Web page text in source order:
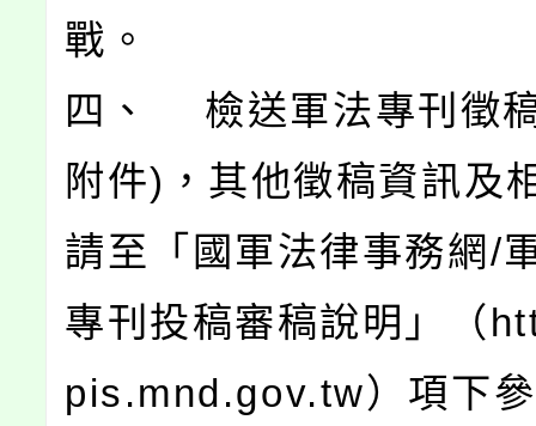
戰。
四、 檢送軍法專刊徵
附件)，其他徵稿資訊及
請至「國軍法律事務網/
專刊投稿審稿說明」（
pis.mnd.gov.tw）項下